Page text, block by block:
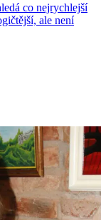
co nejrychlejší
ale není